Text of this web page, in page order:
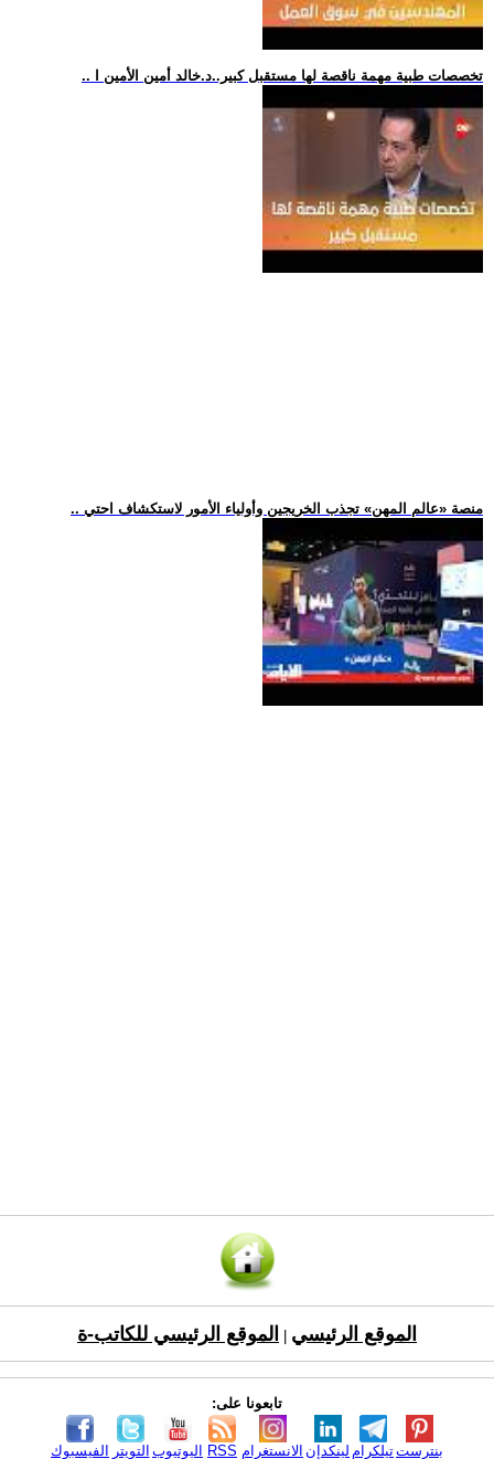
.. تخصصات طبية مهمة ناقصة لها مستقبل كبير..د.خالد أمين الأمين ا
.. منصة «عالم المهن» تجذب الخريجين وأولياء الأمور لاستكشاف احتي
الموقع الرئيسي الموقع الرئيسي للكاتب-ة
تابعونا على:
الفيسبوك التويتر اليوتيوب RSS الانستغرام لينكدإن تيلكرامبنترست